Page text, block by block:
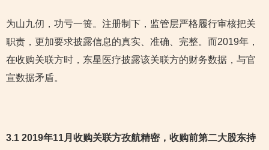
为山九仞，功亏一篑。注册制下，监管层严格履行审核把关
职责，更加要求披露信息的真实、准确、完整。而2019年，
在收购关联方时，东星医疗披露该关联方的财务数据，与官
宣数据矛盾。
3.1 2019年11月收购关联方孜航精密，收购前第二大股东持